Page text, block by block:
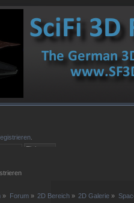
» Forum» 2D Bereich » 2D Galerie »